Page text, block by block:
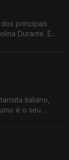
principais
Durante. É
italiano,
é o seu